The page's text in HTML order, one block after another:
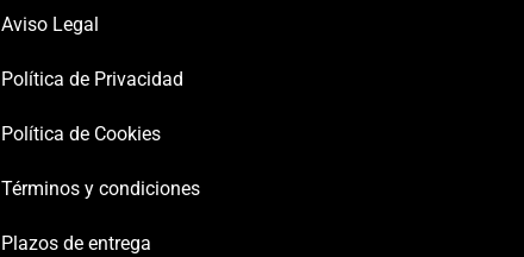
Aviso Legal
Política de Privacidad
Política de Cookies
Términos y condiciones
Plazos de entrega